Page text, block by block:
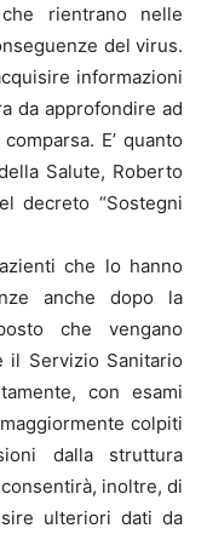
rientrano nelle
del virus.
informazioni
da approfondire ad
E’ quanto
Salute, Roberto
decreto “Sostegni
che lo hanno
anche dopo la
che vengano
il Servizio Sanitario
con esami
colpiti
dalla struttura
inoltre, di
ulteriori dati da